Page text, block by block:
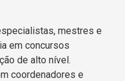
mestres e
em concursos
de alto nível.
coordenadores e